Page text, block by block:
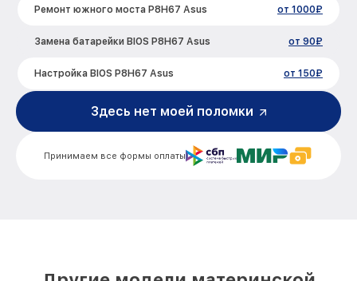
Ремонт южного моста P8H67 Asus от 1000₽
Замена батарейки BIOS P8H67 Asus от 90₽
Настройка BIOS P8H67 Asus от 150₽
Принимаем все формы оплаты
Здесь нет моей поломки